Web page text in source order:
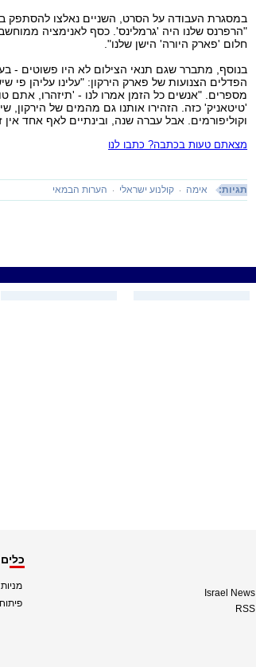
במסגרת העבודה על הסרט, השניים נאלצו להסתפק
"הרפרנס שלנו היה 'גרמלינס'. כסף לאנימציה
חלום 'פארק היורה' הישן שלנו".
בנוסף, מתברר שגם תנאי הצילום לא היו פשוטים -
הפדלים הצנועות של פארק הירקון: "עלינו עליהן
מספרים. "אנשים כל הזמן אמרו לנו - 'תיזהרו, אתם
'טיטאניק' כזה. הזהירו אותנו גם מהמים של הירקון,
וקוליפורמים. אבל עברה שנה, ובינתיים לאף אחד אין
מצאתם טעות בכתבה? כתבו לנו
תגיות: אימה קולנוע ישראלי הערות הבמאי
Israel News
RSS
מניות